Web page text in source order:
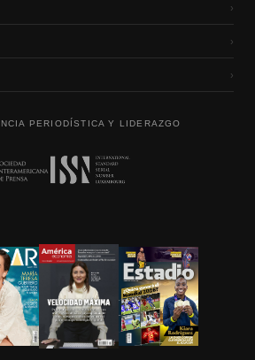
›
›
›
PERIODÍSTICA Y LIDERAZGO